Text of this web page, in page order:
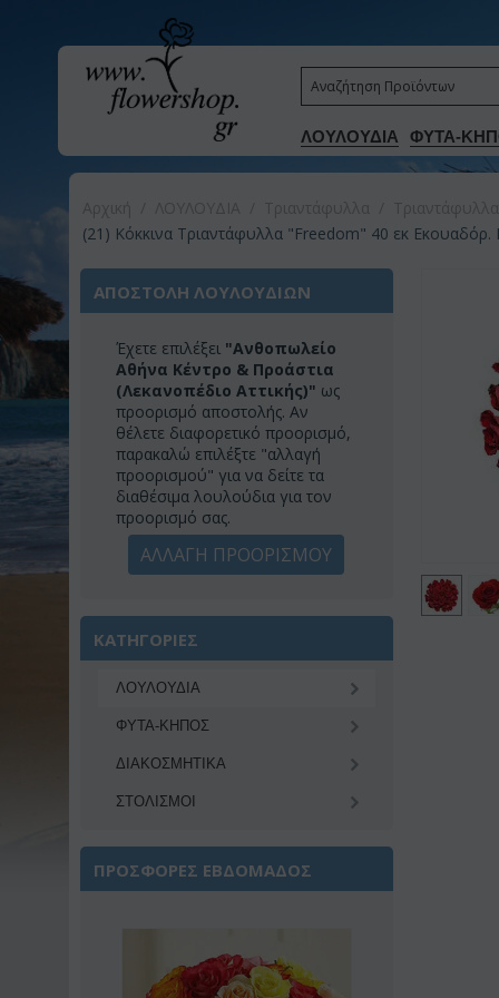
ΛΟΥΛΟΥΔΙΑ ΦΥΤΑ-
(21) Κόκκινα Τριαντάφυλλα "Freedom" 40 εκ
ΑΠΟΣΤΟΛΗ ΛΟΥΛΟΥΔΙΩΝ
Έχετε επιλέξει "Ανθοπωλείο
Αθήνα Κέντρο & Προάστια
(Λεκανοπέδιο Αττικής)" ως
προορισμό αποστολής. Αν
θέλετε διαφορετικό προορισμό,
παρακαλώ επιλέξτε "αλλαγή
προορισμού" για να δείτε τα
διαθέσιμα λουλούδια για τον
προορισμό σας.
ΑΛΛΑΓΗ ΠΡΟΟΡΙΣΜΟΥ
ΚΑΤΗΓΟΡΙΕΣ
ΛΟΥΛΟΥΔΙΑ
ΦΥΤΑ-ΚΗΠΟΣ
ΔΙΑΚΟΣΜΗΤΙΚA
ΣΤΟΛΙΣΜΟΙ
ΠΡΟΣΦΟΡΕΣ ΕΒΔΟΜΑΔΟΣ